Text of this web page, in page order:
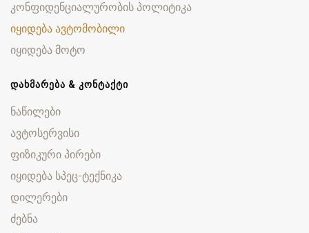
კონფიდენციალურობის პოლიტიკა
იყიდება ავტომობილი
იყიდება მოტო
ᲓᲐᲮᲛᲐᲠᲔᲑᲐ & ᲙᲝᲜᲢᲐᲥᲢᲘ
ნაწილები
ავტოსერვისი
ფიზიკური პირები
იყიდება სპეც-ტექნიკა
დილერები
ძებნა